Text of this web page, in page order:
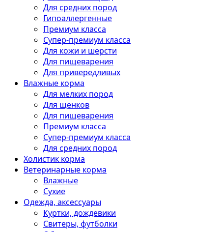
Для средних пород
Гипоаллергенные
Премиум класса
Супер-премиум класса
Для кожи и шерсти
Для пищеварения
Для привередливых
Влажные корма
Для мелких пород
Для щенков
Для пищеварения
Премиум класса
Супер-премиум класса
Для средних пород
Холистик корма
Ветеринарные корма
Влажные
Сухие
Одежда, аксессуары
Куртки, дождевики
Свитеры, футболки